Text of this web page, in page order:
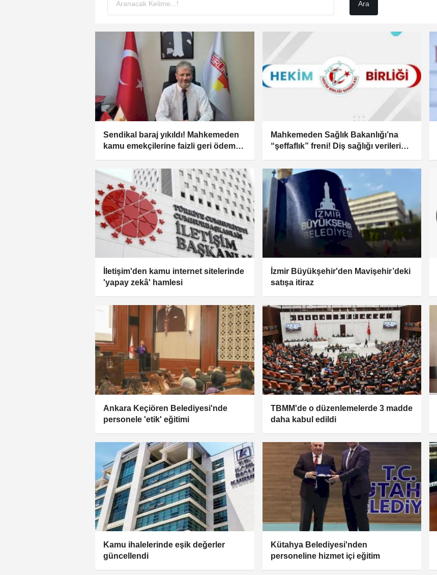
Sendikal baraj yıkıldı! Mahkemeden
kamu emekçilerine faizli geri ödeme
Mahkemeden Sağlık Bakanlığı’na
“şeffaflık” freni! Diş sağlığı verilerini
İletişim'den kamu internet sitelerinde
'yapay zekâ' hamlesi
İzmir Büyükşehir'den Mavişehir’deki
satışa itiraz
Ankara Keçiören Belediyesi'nde
personele 'etik' eğitimi
TBMM'de o düzenlemelerde 3 madde
daha kabul edildi
Kamu ihalelerinde eşik değerler
güncellendi
Kütahya Belediyesi'nden
personeline hizmet içi eğitim